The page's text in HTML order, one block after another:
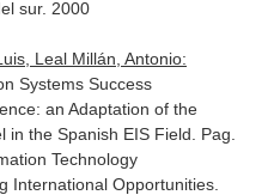
sur. 2000
Leal Millán, Antonio:
Systems Success
an Adaptation of the
in the Spanish EIS Field. Pag.
Technology
International Opportunities.